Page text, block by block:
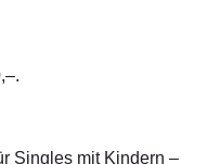
Singles mit Kindern –